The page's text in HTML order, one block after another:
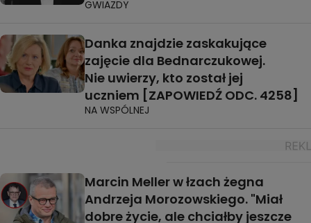
GWIAZDY
Danka znajdzie zaskakujące
zajęcie dla Bednarczukowej.
Nie uwierzy, kto został jej
uczniem [ZAPOWIEDŹ ODC. 4258]
NA WSPÓLNEJ
Marcin Meller w łzach żegna
Andrzeja Morozowskiego. "Miał
dobre życie, ale chciałby jeszcze